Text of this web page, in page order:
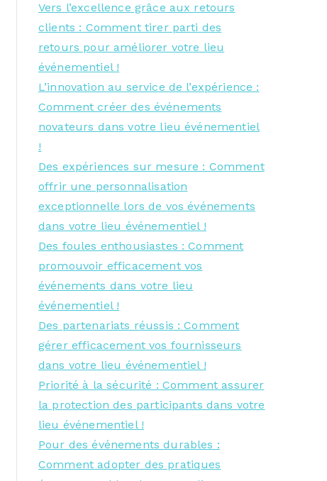
Vers l’excellence grâce aux retours
clients : Comment tirer parti des
retours pour améliorer votre lieu
événementiel !
L’innovation au service de l’expérience :
Comment créer des événements
novateurs dans votre lieu événementiel
!
Des expériences sur mesure : Comment
offrir une personnalisation
exceptionnelle lors de vos événements
dans votre lieu événementiel !
Des foules enthousiastes : Comment
promouvoir efficacement vos
événements dans votre lieu
événementiel !
Des partenariats réussis : Comment
gérer efficacement vos fournisseurs
dans votre lieu événementiel !
Priorité à la sécurité : Comment assurer
la protection des participants dans votre
lieu événementiel !
Pour des événements durables :
Comment adopter des pratiques